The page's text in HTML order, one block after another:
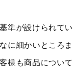
準が設けられて
に細かいところ
様も商品につい